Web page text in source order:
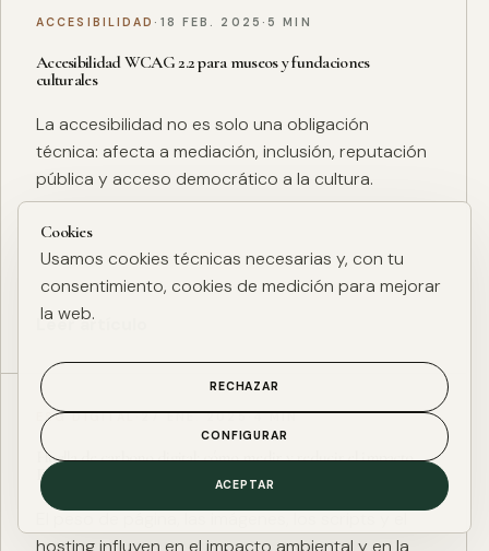
ACCESIBILIDAD · 18 FEB. 2025 · 5 MIN
Accesibilidad WCAG 2.2 para museos y fundaciones
culturales
La accesibilidad no es solo una obligación
técnica: afecta a mediación, inclusión, reputación
pública y acceso democrático a la cultura.
Leer artículo
ESG DIGITAL·27 ENE. 2025·4 MIN
Huella de carbono digital: cómo medir y reducir el impacto
ESG de una web
El peso de página, las imágenes, los scripts y el
hosting influyen en el impacto ambiental y en la
Cookies
Usamos cookies técnicas necesarias y, con tu
consentimiento, cookies de medición para mejorar
la web.
RECHAZAR
CONFIGURAR
ACEPTAR